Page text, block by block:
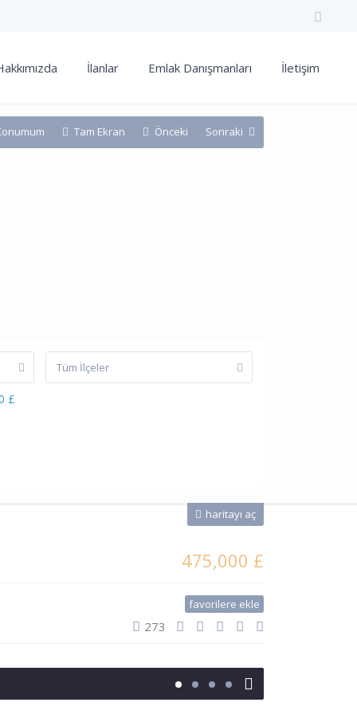
İlanlar Emlak Danışmanları İletişim
haritayı aç
Tam Ekran Önceki Sonraki
Tüm İlçeler
£
475,000 £
favorilere ekle
273